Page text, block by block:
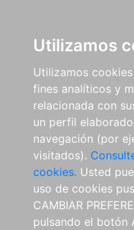
Utilizamos
Utilizamos
fines analíticos y
relacionada con
un perfil
navegación (por
visitados).
cookies. Usted
uso de cookies
CAMBIAR
pulsando el botón